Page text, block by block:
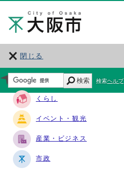
閉じる
サイト・ナビ
くらし
イベント・観光
産業・ビジネス
市政
検索 検索ヘルプ